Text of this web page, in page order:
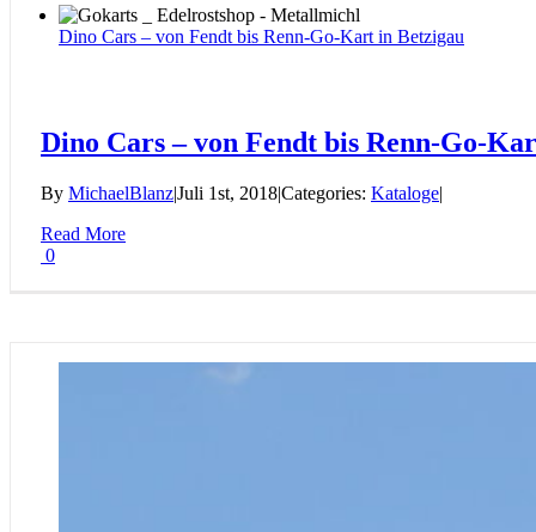
Dino Cars – von Fendt bis Renn-Go-Kart in Betzigau
Dino Cars – von Fendt bis Renn-Go-
By MichaelBlanz|Juli 1st, 2018|Categories: Kataloge|
Read More
0